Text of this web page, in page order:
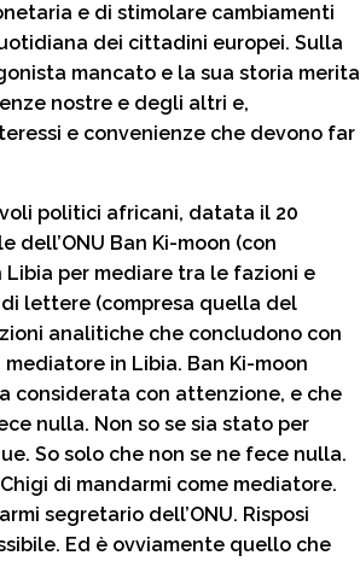
e di stimolare cambiamenti
dei cittadini europei. Sulla
mancato e la sua storia merita
nostre e degli altri e,
e convenienze che devono far
politici africani, datata il 20
dell’ONU Ban Ki-moon (con
per mediare tra le fazioni e
lettere (compresa quella del
analitiche che concludono con
mediatore in Libia. Ban Ki-moon
considerata con attenzione, e che
nulla. Non so se sia stato per
So solo che non se ne fece nulla.
di mandarmi come mediatore.
segretario dell’ONU. Risposi
Ed è ovviamente quello che